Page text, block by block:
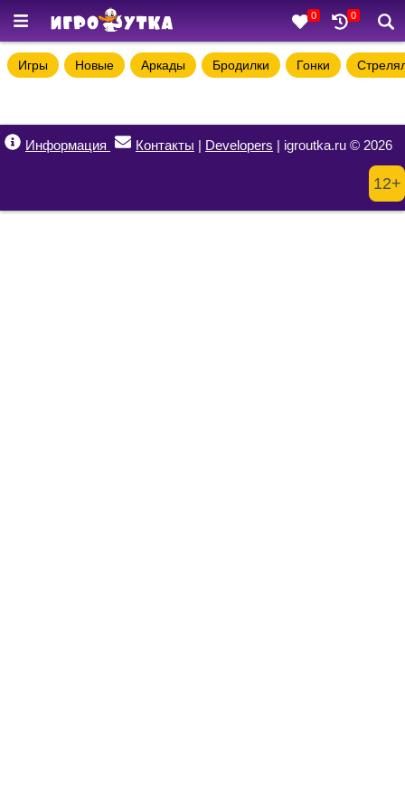
0 0
Игры Новые Аркады Бродилки Гонки
Информация Контакты | Developers | igroutka.ru © 2026
12+